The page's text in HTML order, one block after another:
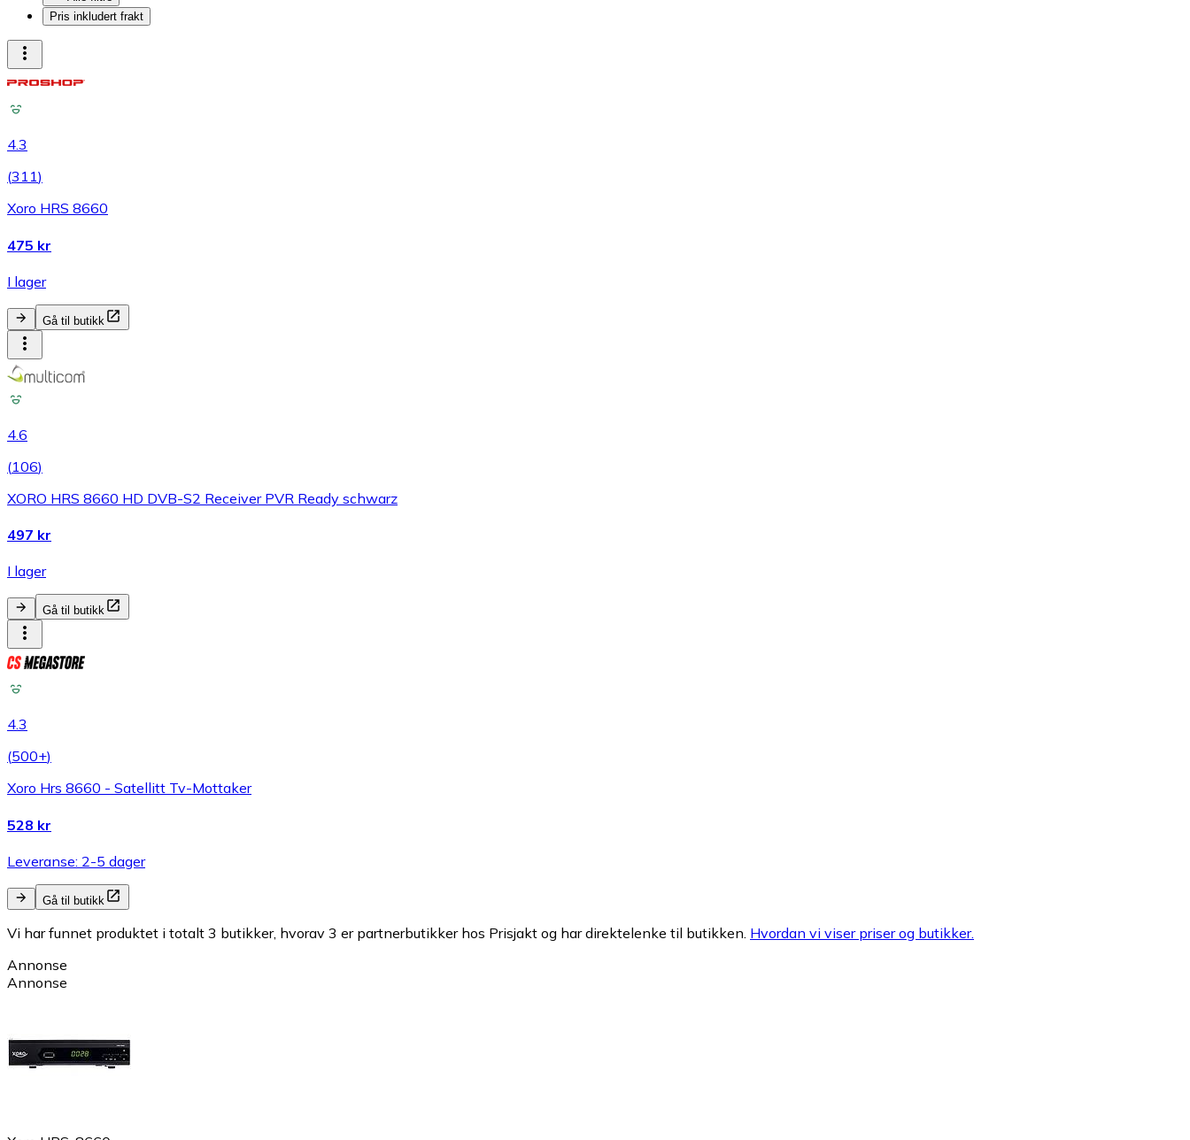
Pris inkludert frakt
4.3
(311)
Xoro HRS 8660
475 kr
I lager
Gå til butikk
4.6
(106)
XORO HRS 8660 HD DVB-S2 Receiver PVR Ready schwarz
497 kr
I lager
Gå til butikk
4.3
(500+)
Xoro Hrs 8660 - Satellitt Tv-Mottaker
528 kr
Leveranse: 2-5 dager
Gå til butikk
Vi har funnet produktet i totalt 3 butikker, hvorav 3 er partnerbutikker hos Prisjakt og har direktelenke til butikken. Hvordan vi viser priser og butikker.
Annonse
Annonse